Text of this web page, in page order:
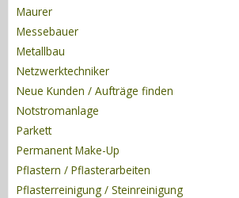
Maurer
Messebauer
Metallbau
Netzwerktechniker
Neue Kunden / Aufträge finden
Notstromanlage
Parkett
Permanent Make-Up
Pflastern / Pflasterarbeiten
Pflasterreinigung / Steinreinigung